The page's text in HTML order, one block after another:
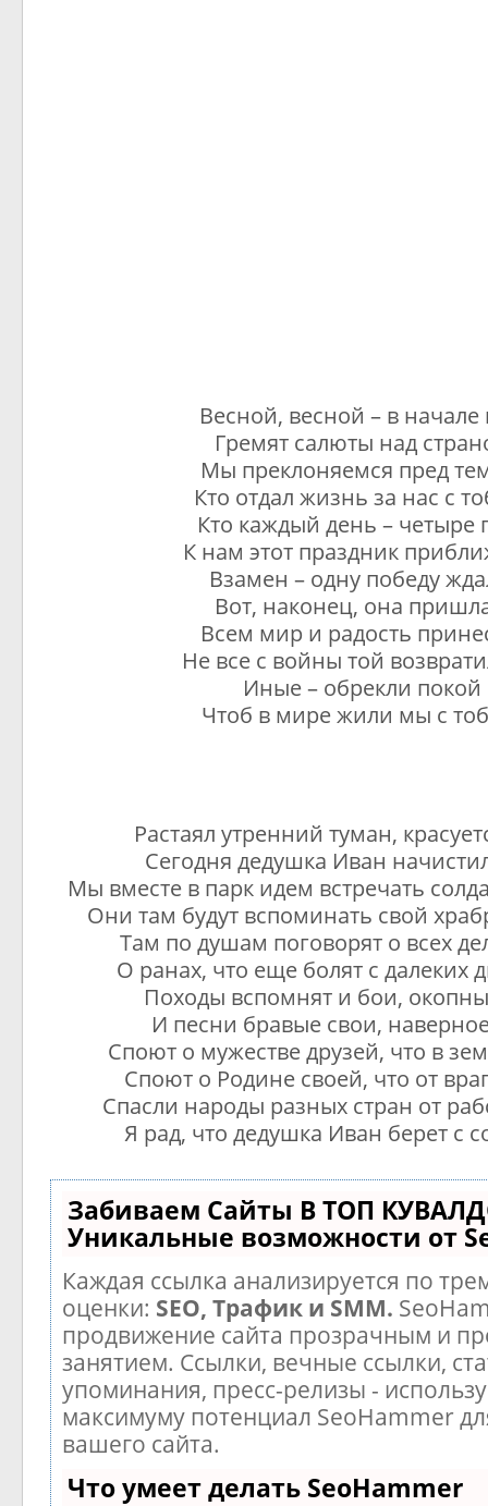
Весной, весной – в начале
Гремят салюты над
Мы преклоняемся пред
Кто отдал жизнь за нас с
Кто каждый день – четыре
К нам этот праздник
Взамен – одну победу
Вот, наконец, она
Всем мир и радость
Не все с войны той
Иные – обрекли покой
Чтоб в мире жили мы с
Растаял утренний туман,
Сегодня дедушка Иван
Мы вместе в парк идем встречать
Они там будут вспоминать свой
Там по душам поговорят о всех
О ранах, что еще болят с далеких
Походы вспомнят и бои,
И песни бравые свои,
Споют о мужестве друзей, что в
Споют о Родине своей, что от
Спасли народы разных стран от
Я рад, что дедушка Иван берет с
Забиваем Сайты В ТОП
Уникальные возможности от
Каждая ссылка анализируется по
оценки: SEO, Трафик и SMM.
продвижение сайта прозрачным и
занятием. Ссылки, вечные ссылки,
упоминания, пресс-релизы -
максимуму потенциал SeoHammer
вашего сайта.
Что умеет делать SeoHammer